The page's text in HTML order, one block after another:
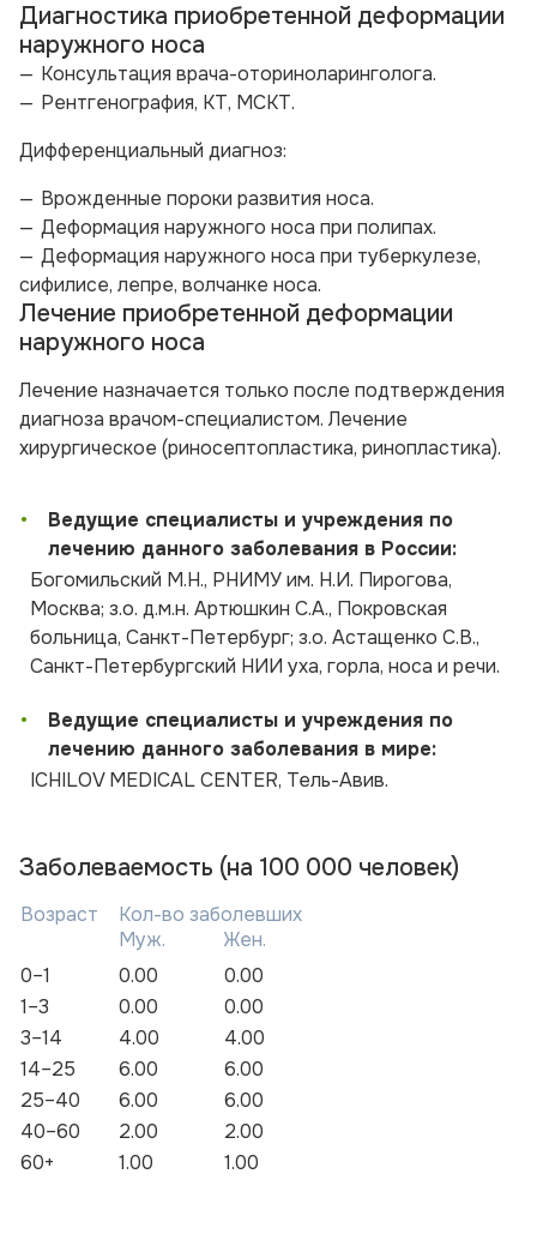
Диагностика приобретенной деформации
наружного носа
Консультация врача-оториноларинголога.
Рентгенография, КТ, МСКТ.
Дифференциальный диагноз:
Врожденные пороки развития носа.
Деформация наружного носа при полипах.
Деформация наружного носа при туберкулезе,
сифилисе, лепре, волчанке носа.
Лечение приобретенной деформации
наружного носа
Лечение назначается только после подтверждения
диагноза врачом-специалистом. Лечение
хирургическое (риносептопластика, ринопластика).
•
Ведущие специалисты и учреждения по
лечению данного заболевания в России:
Богомильский М.Н., РНИМУ им. Н.И. Пирогова,
Москва; з.о. д.м.н. Артюшкин С.А., Покровская
больница, Санкт-Петербург; з.о. Астащенко С.В.,
Санкт-Петербургский НИИ уха, горла, носа и речи.
•
Ведущие специалисты и учреждения по
лечению данного заболевания в мире:
ICHILOV MEDICAL CENTER, Тель-Авив.
Заболеваемость (на 100 000 человек)
Возраст
Кол-во заболевших
Муж.
Жен.
0–1
0.00
0.00
1–3
0.00
0.00
3–14
4.00
4.00
14–25
6.00
6.00
25–40
6.00
6.00
40–60
2.00
2.00
60+
1.00 1.00